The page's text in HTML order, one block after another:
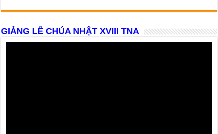
GIẢNG LỄ CHÚA NHẬT XVIII TNA